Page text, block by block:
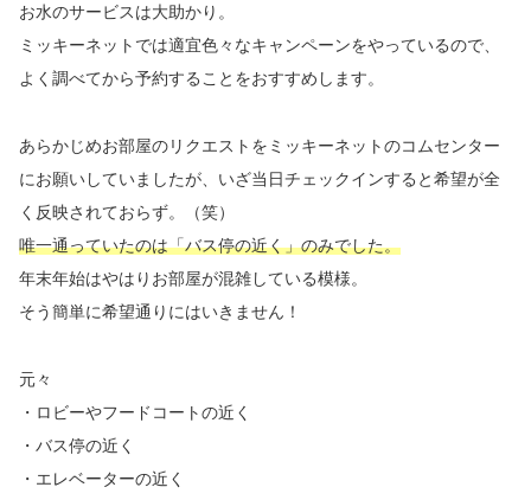
お水のサービスは大助かり。
ミッキーネットでは適宜色々なキャンペーンをやっているので、
よく調べてから予約することをおすすめします。
あらかじめお部屋のリクエストをミッキーネットのコムセンター
にお願いしていましたが、いざ当日チェックインすると希望が全
く反映されておらず。（笑）
唯一通っていたのは「バス停の近く」のみでした。
年末年始はやはりお部屋が混雑している模様。
そう簡単に希望通りにはいきません！
元々
・ロビーやフードコートの近く
・バス停の近く
・エレベーターの近く